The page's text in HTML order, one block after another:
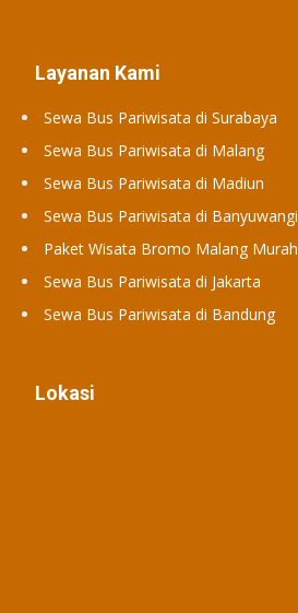
Layanan Kami
Sewa Bus Pariwisata di Surabaya
Sewa Bus Pariwisata di Malang
Sewa Bus Pariwisata di Madiun
Sewa Bus Pariwisata di Banyuwangi
Paket Wisata Bromo Malang Murah
Sewa Bus Pariwisata di Jakarta
Sewa Bus Pariwisata di Bandung
Lokasi